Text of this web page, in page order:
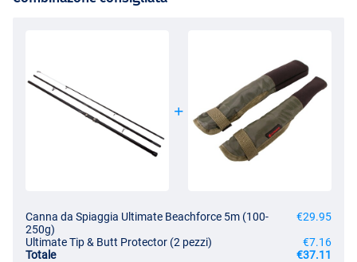
Canna da Spiaggia Ultimate Beachforce 5m (100-
250g)
€29.95
Ultimate Tip & Butt Protector (2 pezzi)
€7.16
Totale
€37.11